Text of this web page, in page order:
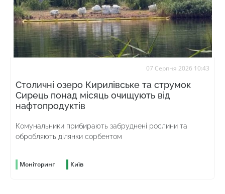
07 Серпня 2026 10:43
Столичні озеро Кирилівське та струмок
Сирець понад місяць очищують від
нафтопродуктів
Комунальники прибирають забруднені рослини та
обробляють ділянки сорбентом
Моніторинг Київ